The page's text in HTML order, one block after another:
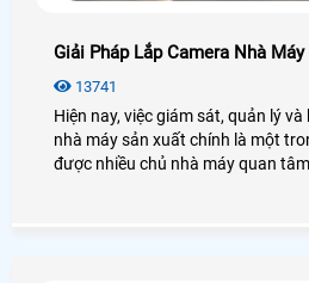
Giải Pháp Lắp Camera Nhà Máy
13741
Hiện nay, việc giám sát, quản lý
nhà máy sản xuất chính là một
được nhiều chủ nhà máy quan tâm hàng